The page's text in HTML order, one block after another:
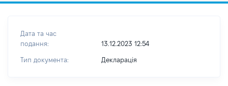
Дата та час
подання:
13.12.2023 12:54
Тип документа: Декларація